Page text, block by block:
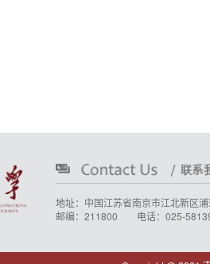
地址：中国江苏省南京市江北新区
邮编：211800 电话：025-